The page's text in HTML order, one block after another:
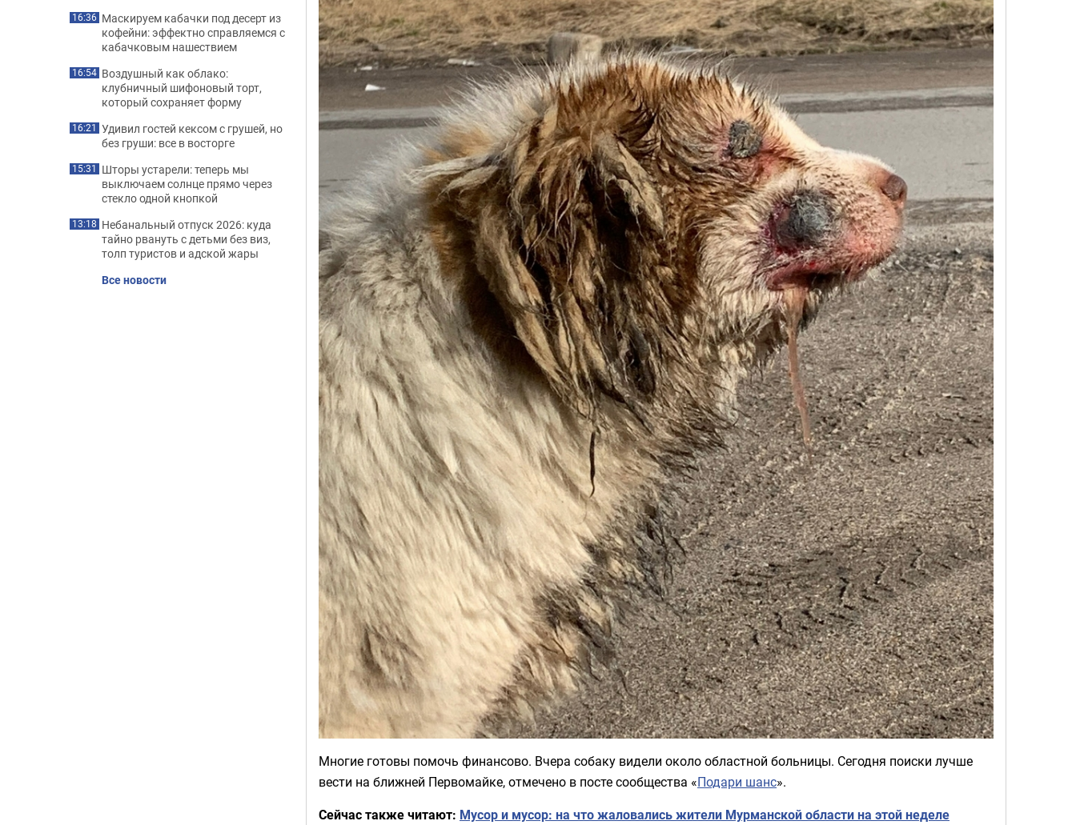
Многие готовы помочь финансово. Вчера собаку видели около областной больницы. Сегодня поиски лучше
вести на ближней Первомайке, отмечено в посте сообщества «Подари шанс».
Сейчас также читают: Мусор и мусор: на что жаловались жители Мурманской области на этой неделе
16:36 Маскируем кабачки под десерт из
кофейни: эффектно справляемся с
кабачковым нашествием
16:54 Воздушный как облако:
клубничный шифоновый торт,
который сохраняет форму
16:21 Удивил гостей кексом с грушей, но
без груши: все в восторге
15:31 Шторы устарели: теперь мы
выключаем солнце прямо через
стекло одной кнопкой
13:18 Небанальный отпуск 2026: куда
тайно рвануть с детьми без виз,
толп туристов и адской жары
Все новости